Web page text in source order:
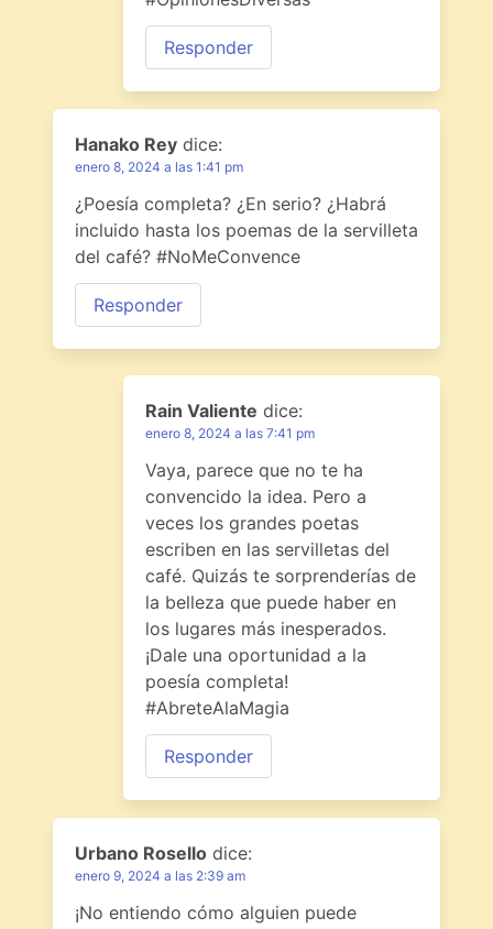
Responder
Hanako Rey dice:
enero 8, 2024 a las 1:41 pm
¿Poesía completa? ¿En serio? ¿Habrá
incluido hasta los poemas de la servilleta
del café? #NoMeConvence
Responder
Rain Valiente dice:
enero 8, 2024 a las 7:41 pm
Vaya, parece que no te ha
convencido la idea. Pero a
veces los grandes poetas
escriben en las servilletas del
café. Quizás te sorprenderías de
la belleza que puede haber en
los lugares más inesperados.
¡Dale una oportunidad a la
poesía completa!
#AbreteAlaMagia
Responder
Urbano Rosello dice:
enero 9, 2024 a las 2:39 am
¡No entiendo cómo alguien puede